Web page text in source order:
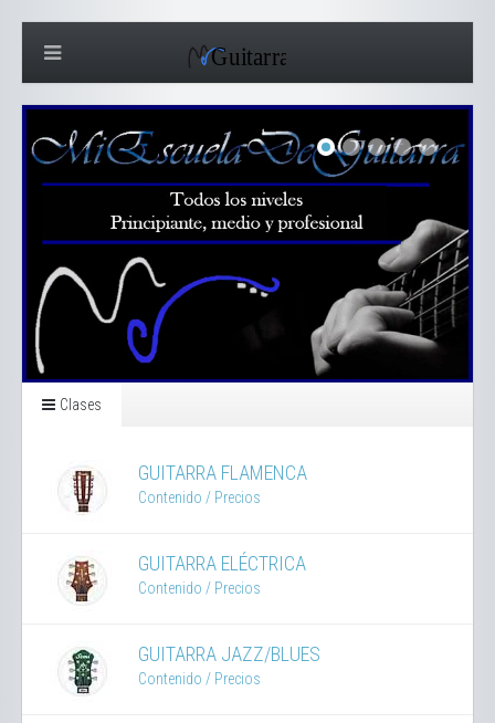
Clases
GUITARRA FLAMENCA
Contenido / Precios
GUITARRA ELÉCTRICA
Contenido / Precios
GUITARRA JAZZ/BLUES
Contenido / Precios